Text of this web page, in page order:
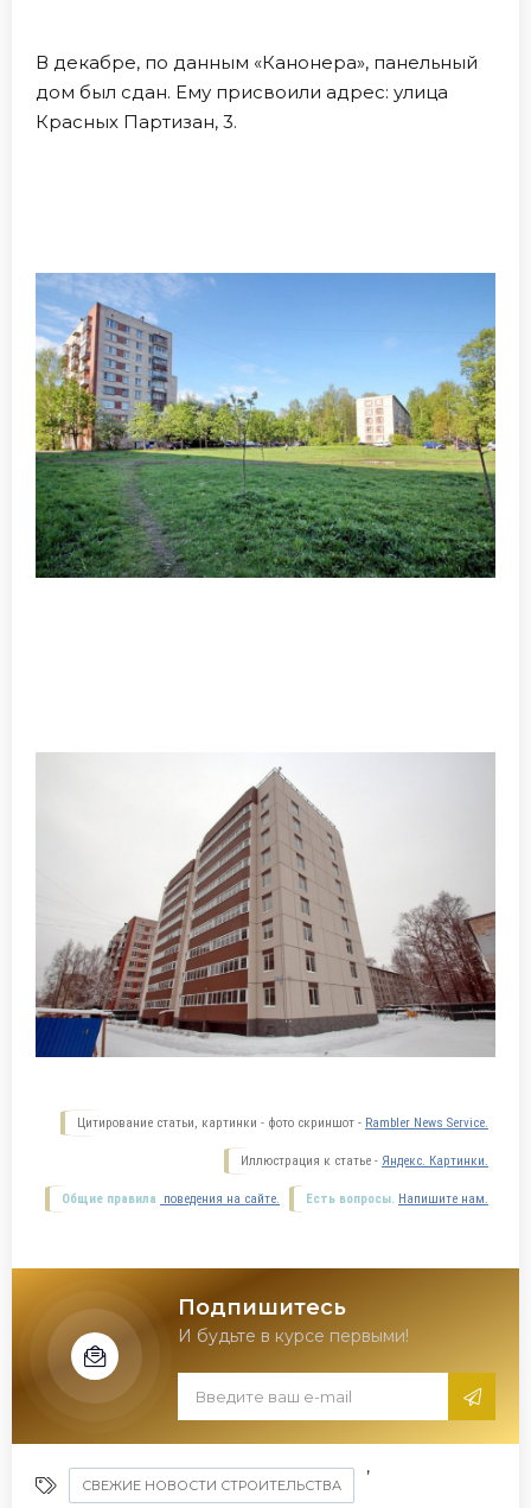
В декабре, по данным «Канонера», панельный
дом был сдан. Ему присвоили адрес: улица
Красных Партизан, 3.
Цитирование статьи, картинки - фото скриншот - Rambler News Service.
Иллюстрация к статье - Яндекс. Картинки.
Есть вопросы. Напишите нам.
Общие правила поведения на сайте.
Подпишитесь
И будьте в курсе первыми!
СВЕЖИЕ НОВОСТИ СТРОИТЕЛЬСТВА
,